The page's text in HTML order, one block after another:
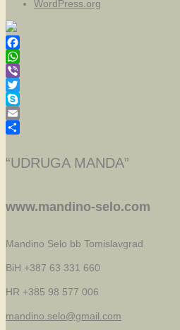
WordPress.org
Facebook
WhatsApp
Viber
Twitter
Skype
Email
“UDRUGA MANDA”
www.mandino-selo.com
Mandino Selo bb Tomislavgrad
BiH +387 63 331 660
HR +385 98 577 006
mandino.selo@gmail.com